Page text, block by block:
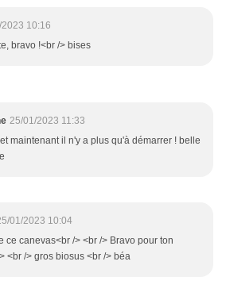
10:16
bravo !<br /> bises
25/01/2023 11:33
maintenant il n'y a plus qu'à démarrer ! belle
01/2023 10:04
ce canevas<br /> <br /> Bravo pour ton
<br /> gros biosus <br /> béa